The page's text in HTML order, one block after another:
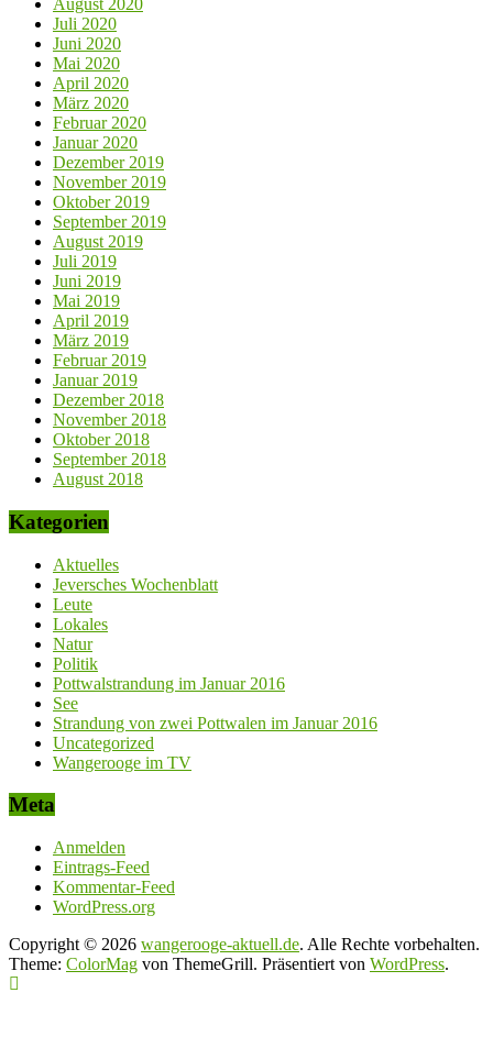
August 2020
Juli 2020
Juni 2020
Mai 2020
April 2020
März 2020
Februar 2020
Januar 2020
Dezember 2019
November 2019
Oktober 2019
September 2019
August 2019
Juli 2019
Juni 2019
Mai 2019
April 2019
März 2019
Februar 2019
Januar 2019
Dezember 2018
November 2018
Oktober 2018
September 2018
August 2018
Kategorien
Aktuelles
Jeversches Wochenblatt
Leute
Lokales
Natur
Politik
Pottwalstrandung im Januar 2016
See
Strandung von zwei Pottwalen im Januar 2016
Uncategorized
Wangerooge im TV
Meta
Anmelden
Eintrags-Feed
Kommentar-Feed
WordPress.org
Copyright © 2026 wangerooge-aktuell.de. Alle Rechte vorbehalten.
Theme: ColorMag von ThemeGrill. Präsentiert von WordPress.